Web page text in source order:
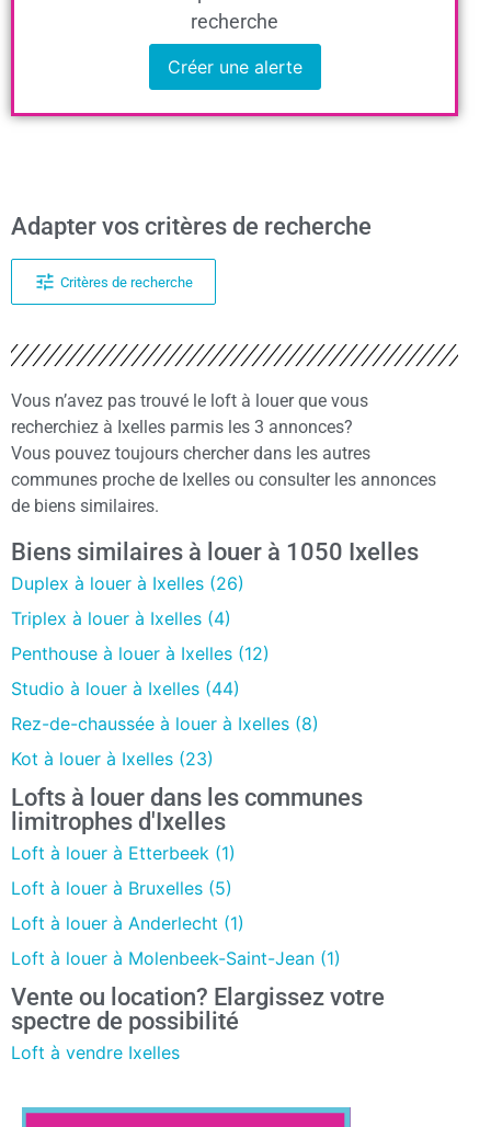
recherche
Créer une alerte
Adapter vos critères de recherche
Critères de recherche
Vous n’avez pas trouvé le loft à louer que vous
recherchiez à Ixelles parmis les 3 annonces?
Vous pouvez toujours chercher dans les autres
communes proche de Ixelles ou consulter les annonces
de biens similaires.
Biens similaires à louer à 1050 Ixelles
Duplex à louer à Ixelles (26)
Triplex à louer à Ixelles (4)
Penthouse à louer à Ixelles (12)
Studio à louer à Ixelles (44)
Rez-de-chaussée à louer à Ixelles (8)
Kot à louer à Ixelles (23)
Lofts à louer dans les communes
limitrophes d'Ixelles
Loft à louer à Etterbeek (1)
Loft à louer à Bruxelles (5)
Loft à louer à Anderlecht (1)
Loft à louer à Molenbeek-Saint-Jean (1)
Vente ou location? Elargissez votre
spectre de possibilité
Loft à vendre Ixelles